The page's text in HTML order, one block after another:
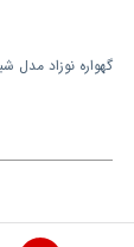
گهواره نوزاد مدل